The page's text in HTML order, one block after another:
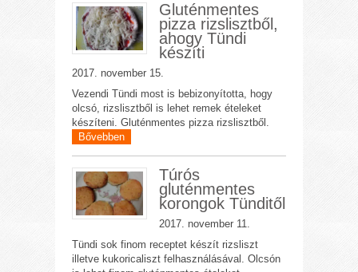
Gluténmentes
pizza rizslisztből,
ahogy Tündi
készíti
2017. november 15.
Vezendi Tündi most is bebizonyította, hogy
olcsó, rizslisztből is lehet remek ételeket
készíteni. Gluténmentes pizza rizslisztből.
Bővebben
Túrós
gluténmentes
korongok Tünditől
2017. november 11.
Tündi sok finom receptet készít rizsliszt
illetve kukoricaliszt felhasználásával. Olcsón